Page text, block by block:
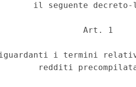
il seguente
Art. 1
i termini
redditi